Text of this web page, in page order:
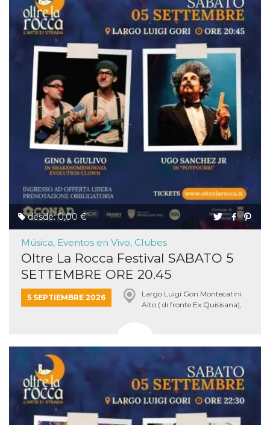
desde: 0,00 €
Música, Eventos en Vivo, Clubes
Oltre La Rocca Festival SABATO 5
SETTEMBRE ORE 20.45
5 SEPTIEMBRE 2026
Largo Luigi Gori Montecatini
Alto ( di fronte Ex Quisisana),